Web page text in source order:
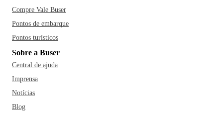
Compre Vale Buser
Pontos de embarque
Pontos turísticos
Sobre a Buser
Central de ajuda
Imprensa
Notícias
Blog